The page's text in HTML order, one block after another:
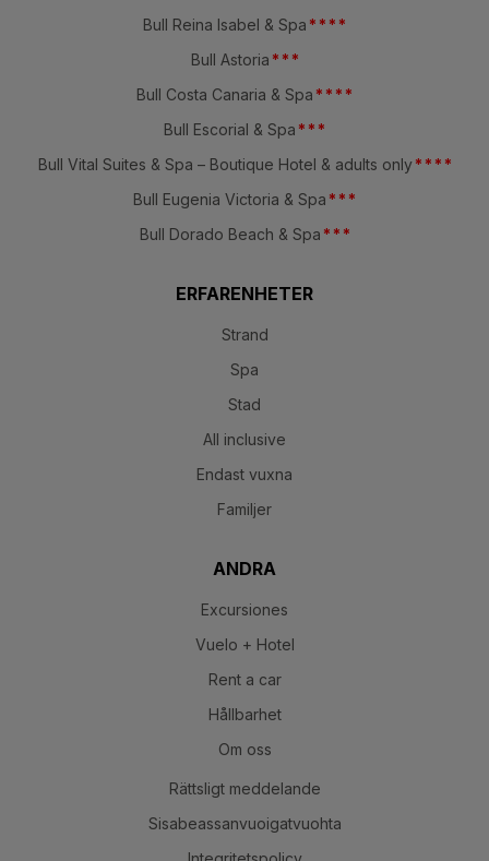
Bull Reina Isabel & Spa * * * *
Bull Astoria * * *
Bull Costa Canaria & Spa * * * *
Bull Escorial & Spa * * *
Bull Vital Suites & Spa – Boutique Hotel & adults only * * * *
Bull Eugenia Victoria & Spa * * *
Bull Dorado Beach & Spa * * *
ERFARENHETER
Strand
Spa
Stad
All inclusive
Endast vuxna
Familjer
ANDRA
Excursiones
Vuelo + Hotel
Rent a car
Hållbarhet
Om oss
Rättsligt meddelande
Sisabeassanvuoigatvuohta